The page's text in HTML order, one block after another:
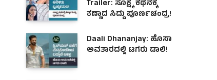
Trailer: ಸೂಕ್ಷ್ಮ ಕಥನಕ್ಕೆ
ಕಣ್ಣಾದ ಸಿದ್ದು ಪೂರ್ಣಚಂದ್ರ!
Daali Dhananjay: ಹೊಸಾ
ಅವತಾರದಲ್ಲಿ ಟಗರು ಡಾಲಿ!